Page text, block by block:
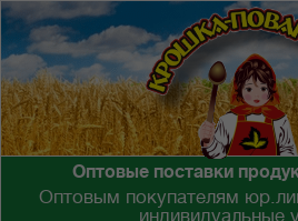
Оптовые поставки
Оптовым покупателям
индивидуальные